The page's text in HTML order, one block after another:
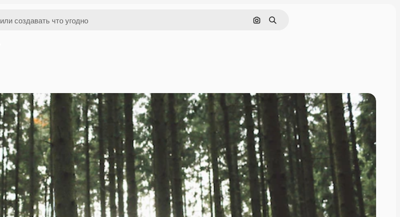
Поиск по изображению
Поиск